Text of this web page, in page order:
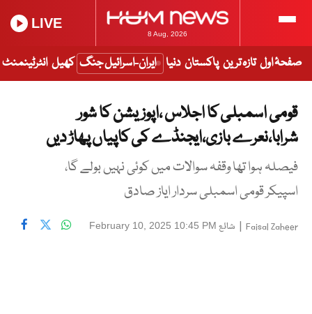
8 Aug, 2026
LIVE
صفحۂ اول تازہ ترین پاکستان دنیا ایران-اسرائیل جنگ کھیل انٹرٹینمنٹ
قومی اسمبلی کا اجلاس ،اپوزیشن کا شور
شرابا،نعرے بازی،ایجنڈے کی کاپیاں پھاڑ دیں
فیصلہ ہوا تھا وقفہ سوالات میں کوئی نہیں بولے گا،
اسپیکر قومی اسمبلی سردار ایاز صادق
Faisal Zaheer
| شائع February 10, 2025 10:45 PM